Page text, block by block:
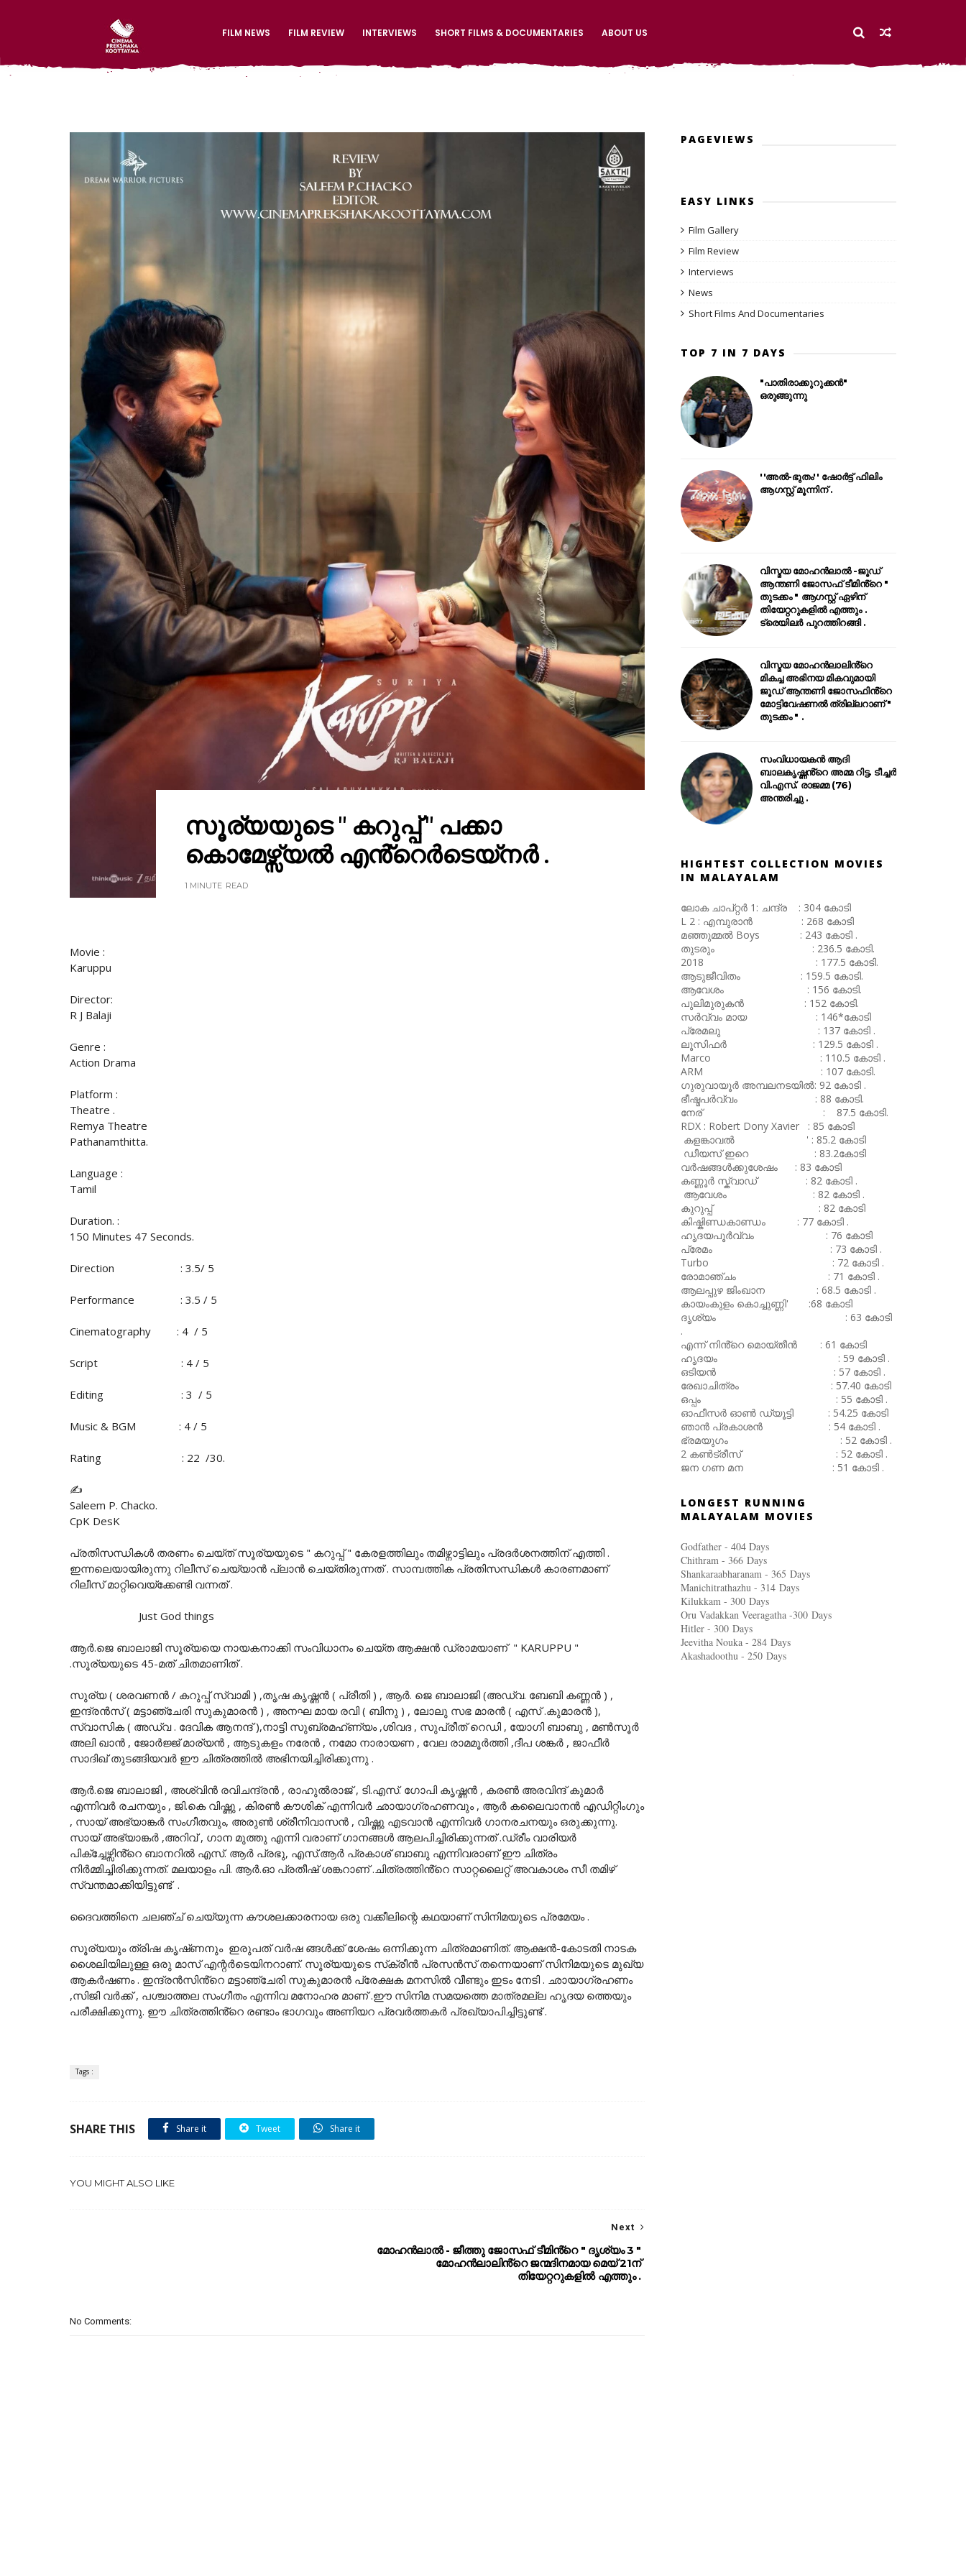
FILM NEWS FILM REVIEW INTERVIEWS SHORT FILMS & DOCUMENTARIES ABOUT US
സൂര്യയുടെ " കറുപ്പ് " പക്കാ
കൊമേഴ്സ്യൽ എൻ്റെർടെയ്നർ .
1 MINUTE READ
Movie :
Karuppu
Director:
R J Balaji
Genre :
Action Drama
Platform :
Theatre .
Remya Theatre
Pathanamthitta.
Language :
Tamil
Duration. :
150 Minutes 47 Seconds.
Direction : 3.5/ 5
Performance : 3.5 / 5
Cinematography : 4 / 5
Script : 4 / 5
Editing : 3 / 5
Music & BGM : 4 / 5
Rating : 22 /30.
✍️
Saleem P. Chacko.
CpK DesK
പ്രതിസന്ധികൾ തരണം ചെയ്ത് സൂര്യയുടെ " കറുപ്പ് " കേരളത്തിലും തമിഴ്നാട്ടിലും പ്രദർശനത്തിന് എത്തി .
ഇന്നലെയായിരുന്നു റിലീസ് ചെയ്യാൻ പ്ലാൻ ചെയ്തിരുന്നത് . സാമ്പത്തിക പ്രതിസന്ധികൾ കാരണമാണ്
റിലീസ് മാറ്റിവെയ്ക്കേണ്ടി വന്നത് .
Just God things
ആർ.ജെ ബാലാജി സൂര്യയെ നായകനാക്കി സംവിധാനം ചെയ്ത ആക്ഷൻ ഡ്രാമയാണ് " KARUPPU "
.സൂര്യയുടെ 45-മത് ചിതമാണിത് .
സുര്യ ( ശരവണൻ / കറുപ്പ് സ്വാമി ) ,തൃഷ കൃഷ്ണൻ ( പ്രീതി ) , ആർ. ജെ ബാലാജി (അഡ്വ. ബേബി കണ്ണൻ ) ,
ഇന്ദ്രൻസ് ( മട്ടാഞ്ചേരി സുകുമാരൻ ) , അനഘ മായ രവി ( ബിനു ) , ലോലു സഭ മാരൻ ( എസ് .കുമാരൻ ),
സ്വാസിക ( അഡ്വ . ദേവിക ആനന്ദ് ),നാട്ടി സുബ്രമഹ്ണ്യം ,ശിവദ , സുപ്രീത് റെഡി , യോഗി ബാബു , മൺസൂർ
അലി ഖാൻ , ജോർജ്ജ് മാര്യൻ , ആടുകളം നരേൻ , നമോ നാരായണ , വേല രാമമൂർത്തി ,ദീപ ശങ്കർ , ജാഫീർ
സാദിഖ് തുടങ്ങിയവർ ഈ ചിത്രത്തിൽ അഭിനയിച്ചിരിക്കുന്നു .
ആർ.ജെ ബാലാജി , അശ്വിൻ രവിചന്ദ്രൻ , രാഹുൽരാജ് , ടി.എസ്. ഗോപി കൃഷ്ണൻ , കരൺ അരവിന്ദ് കുമാർ
എന്നിവർ രചനയും , ജി.കെ വിഷ്ണു , കിരൺ കൗശിക് എന്നിവർ ഛായാഗ്രഹണവും , ആർ കലൈവാനൻ എഡിറ്റിംഗും
, സായ് അഭ്യാങ്കർ സംഗീതവും, അരുൺ ശ്രീനിവാസൻ , വിഷ്ണു എടവാൻ എന്നിവർ ഗാനരചനയും ഒരുക്കുന്നു.
സായ് അഭ്യാങ്കർ ,അറിവ് , ഗാന മുത്തു എന്നി വരാണ് ഗാനങ്ങൾ ആലപിച്ചിരിക്കുന്നത് .ഡ്രീം വാരിയർ
പിക്ച്ചേഴ്സിൻ്റെ ബാനറിൽ എസ്. ആർ പ്രഭു, എസ്.ആർ പ്രകാശ് ബാബു എന്നിവരാണ് ഈ ചിത്രം
നിർമ്മിച്ചിരിക്കുന്നത്. മലയാളം പി. ആർ.ഓ പ്രതീഷ് ശങ്കറാണ് .ചിത്രത്തിൻ്റെ സാറ്റലൈറ്റ് അവകാശം സീ തമിഴ്
സ്വന്തമാക്കിയിട്ടുണ്ട് .
ദൈവത്തിനെ ചലഞ്ച് ചെയ്യുന്ന കൗശലക്കാരനായ ഒരു വക്കീലിന്റെ കഥയാണ് സിനിമയുടെ പ്രമേയം .
സൂര്യയും ത്രിഷ കൃഷ്‌ണനും ഇരുപത് വർഷ ങ്ങൾക്ക് ശേഷം ഒന്നിക്കുന്ന ചിത്രമാണിത്. ആക്ഷൻ-കോടതി നാടക
ശൈലിയിലുള്ള ഒരു മാസ് എന്റർടെയിനറാണ്. സൂര്യയുടെ സ്‌ക്രീൻ പ്രസൻസ് തന്നെയാണ് സിനിമയുടെ മുഖ്യ
ആകർഷണം . ഇന്ദ്രൻസിൻ്റെ മട്ടാഞ്ചേരി സുകുമാരൻ പ്രേക്ഷക മനസിൽ വീണ്ടും ഇടം നേടി . ഛായാഗ്രഹണം
,സിജി വർക്ക് , പശ്ചാത്തല സംഗീതം എന്നിവ മനോഹര മാണ് .ഈ സിനിമ സമയത്തെ മാത്രമല്ല ഹൃദയ ത്തെയും
പരീക്ഷിക്കുന്നു. ഈ ചിത്രത്തിൻ്റെ രണ്ടാം ഭാഗവും അണിയറ പ്രവർത്തകർ പ്രഖ്യാപിച്ചിട്ടുണ്ട് .
Tags :
SHARE THIS Share it Tweet Share it
YOU MIGHT ALSO LIKE
Next
മോഹൻലാൽ - ജീത്തു ജോസഫ് ടീമിൻ്റെ " ദൃശ്യം 3 "
മോഹൻലാലിൻ്റെ ജന്മദിനമായ മെയ് 21ന്
തിയേറ്ററുകളിൽ എത്തും .
No Comments:
PAGEVIEWS
EASY LINKS
Film Gallery
Film Review
Interviews
News
Short Films And Documentaries
TOP 7 IN 7 DAYS
"പാതിരാക്കുറുക്കൻ"
ഒരുങ്ങുന്നു
''അൽ-ഭുതം'' ഷോർട്ട് ഫിലിം
ആഗസ്റ്റ് മൂന്നിന് .
വിസ്മയ മോഹൻലാൽ -ജൂഡ്
ആന്തണി ജോസഫ് ടീമിൻ്റെ "
തുടക്കം " ആഗസ്റ്റ് ഏഴിന്
തിയേറ്ററുകളിൽ എത്തും .
ട്രെയിലർ പുറത്തിറങ്ങി .
വിസ്മയ മോഹൻലാലിൻ്റെ
മികച്ച അഭിനയ മികവുമായി
ജൂഡ് ആന്തണി ജോസഫിൻ്റെ
മോട്ടിവേഷണൽ ത്രില്ലറാണ് "
തുടക്കം " .
സംവിധായകൻ ആദി
ബാലകൃഷ്ണൻ്റെ അമ്മ റിട്ട. ടീച്ചർ
വി.എസ്. രാജമ്മ (76)
അന്തരിച്ചു .
HIGHTEST COLLECTION MOVIES
IN MALAYALAM
ലോക ചാപ്റ്റർ 1: ചന്ദ്ര : 304 കോടി
L 2 : എമ്പുരാൻ : 268 കോടി
മഞ്ഞുമ്മൽ Boys : 243 കോടി .
തുടരും : 236.5 കോടി.
2018 : 177.5 കോടി.
ആടുജീവിതം : 159.5 കോടി.
ആവേശം : 156 കോടി.
പുലിമുരുകൻ : 152 കോടി.
സർവ്വം മായ : 146*കോടി
പ്രേമലു : 137 കോടി .
ലൂസിഫർ : 129.5 കോടി .
Marco : 110.5 കോടി .
ARM : 107 കോടി.
ഗുരുവായൂർ അമ്പലനടയിൽ: 92 കോടി .
ഭീഷ്മപർവ്വം : 88 കോടി.
നേര് : 87.5 കോടി.
RDX : Robert Dony Xavier : 85 കോടി
കളങ്കാവൽ ' : 85.2 കോടി
ഡീയസ് ഇറെ : 83.2കോടി
വർഷങ്ങൾക്കുശേഷം : 83 കോടി
കണ്ണൂർ സ്ക്വാഡ് : 82 കോടി .
ആവേശം : 82 കോടി .
കുറുപ്പ് : 82 കോടി
കിഷ്കിണ്ഡകാണ്ഡം : 77 കോടി .
ഹൃദയപൂർവ്വം : 76 കോടി
പ്രേമം : 73 കോടി .
Turbo : 72 കോടി .
രോമാഞ്ചം : 71 കോടി .
ആലപ്പുഴ ജിംഖാന : 68.5 കോടി .
കായംകുളം കൊച്ചുണ്ണി' :68 കോടി
ദൃശ്യം : 63 കോടി
.
എന്ന് നിൻ്റെ മൊയ്തീൻ : 61 കോടി
ഹൃദയം : 59 കോടി .
ഒടിയൻ : 57 കോടി .
രേഖാചിത്രം : 57.40 കോടി
ഒപ്പം : 55 കോടി .
ഓഫീസർ ഓൺ ഡ്യൂട്ടി : 54.25 കോടി
ഞാൻ പ്രകാശൻ : 54 കോടി .
ഭ്രമയുഗം : 52 കോടി .
2 കൺട്രീസ് : 52 കോടി .
ജന ഗണ മന : 51 കോടി .
LONGEST RUNNING
MALAYALAM MOVIES
Godfather - 404 Days
Chithram - 366 Days
Shankaraabharanam - 365 Days
Manichitrathazhu - 314 Days
Kilukkam - 300 Days
Oru Vadakkan Veeragatha -300 Days
Hitler - 300 Days
Jeevitha Nouka - 284 Days
Akashadoothu - 250 Days